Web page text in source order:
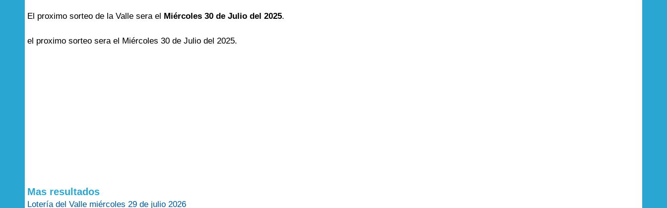
El proximo sorteo de la Valle sera el Miércoles 30 de Julio del 2025.
el proximo sorteo sera el Miércoles 30 de Julio del 2025.
Mas resultados
Lotería del Valle miércoles 29 de julio 2026